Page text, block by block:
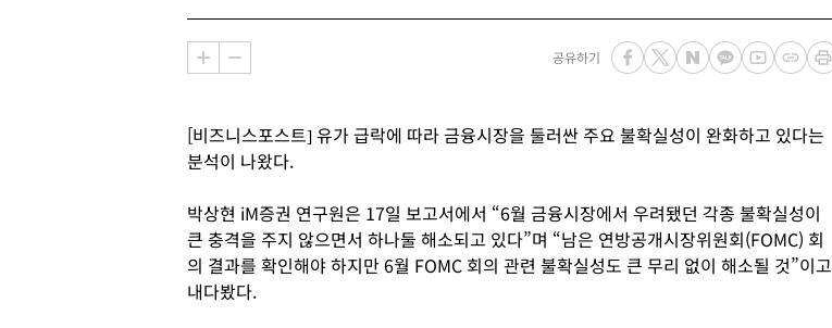
공유하기
[비즈니스포스트] 유가 급락에 따라 금융시장을 둘러싼 주요 불확실성이 완화하고 있다는
분석이 나왔다.
박상현 iM증권 연구원은 17일 보고서에서 “6월 금융시장에서 우려됐던 각종 불확실성이
큰 충격을 주지 않으면서 하나둘 해소되고 있다”며 “남은 연방공개시장위원회(FOMC) 회
의 결과를 확인해야 하지만 6월 FOMC 회의 관련 불확실성도 큰 무리 없이 해소될 것”이고
내다봤다.